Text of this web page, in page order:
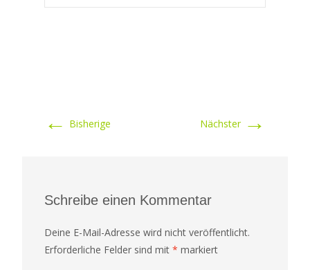
← Bisherige Nächster →
Schreibe einen Kommentar
Deine E-Mail-Adresse wird nicht veröffentlicht.
Erforderliche Felder sind mit * markiert